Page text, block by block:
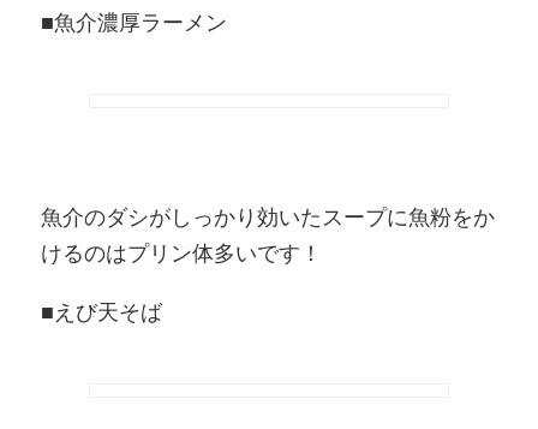
■魚介濃厚ラーメン
魚介のダシがしっかり効いたスープに魚粉をか
けるのはプリン体多いです！
■えび天そば